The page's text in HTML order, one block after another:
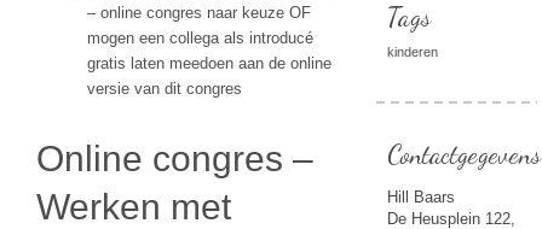
– online congres naar keuze OF
mogen een collega als introducé
gratis laten meedoen aan de online
versie van dit congres
Online congres –
Werken met
Tags
kinderen
Hill Baars
De Heusplein 122,